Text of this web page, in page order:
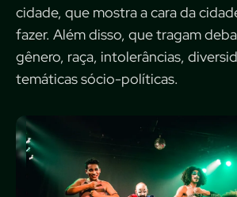
cidade, que mostra a cara da
fazer. Além disso, que tragam
gênero, raça, intolerâncias,
temáticas sócio-políticas.